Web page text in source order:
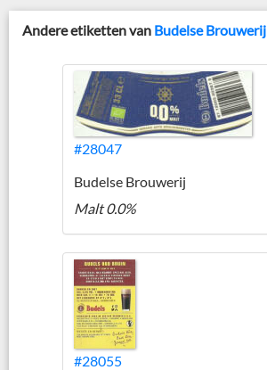
Andere etiketten van Budelse Brouwerij
#28047
Budelse Brouwerij
Malt 0.0%
#28055